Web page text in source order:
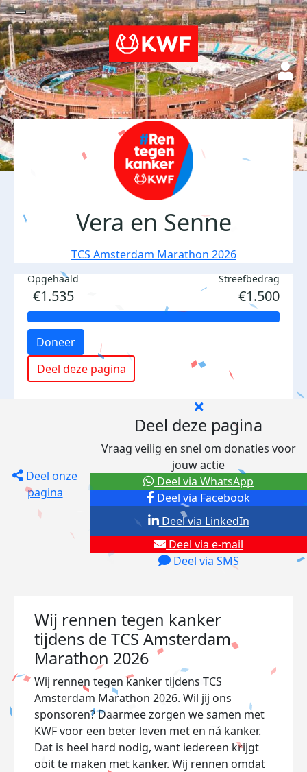
Vera en Senne
TCS Amsterdam Marathon 2026
Opgehaald
€1.535
Streefbedrag
€1.500
Doneer
Deel deze pagina
Deel onze
pagina
Deel deze pagina
Vraag veilig en snel om donaties voor
jouw actie
Deel via Facebook
Deel via e-mail
Deel via SMS
Deel via LinkedIn
Deel via WhatsApp
Wij rennen tegen kanker
tijdens de TCS Amsterdam
Marathon 2026
Wij rennen tegen kanker tijdens TCS
Amsterdam Marathon 2026. Wil jij ons
sponsoren? Daarmee zorgen we samen met
KWF voor een beter leven met en ná kanker.
Dat is heel hard nodig, want iedereen krijgt
ooit te maken met kanker. Wij rennen omdat